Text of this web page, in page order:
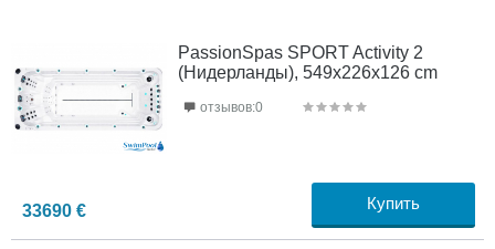
PassionSpas SPORT Activity 2
(Нидерланды), 549x226x126 cm
33690 € Купить
отзывов:0